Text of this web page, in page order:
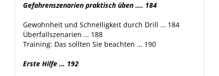
Gefahrenszenarien praktisch üben …. 184
Gewohnheit und Schnelligkeit durch Drill … 184
Überfallszenarien … 188
Training: Das sollten Sie beachten … 190
Erste Hilfe … 192